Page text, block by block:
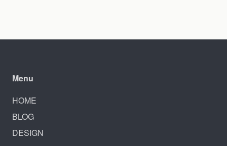
Menu
HOME
BLOG
DESIGN